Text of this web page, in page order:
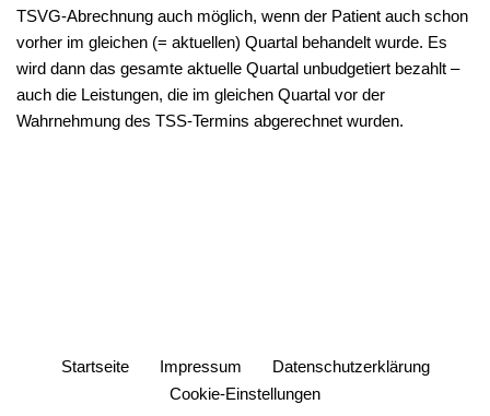
TSVG-Abrechnung auch möglich, wenn der Patient auch schon
vorher im gleichen (= aktuellen) Quartal behandelt wurde. Es
wird dann das gesamte aktuelle Quartal unbudgetiert bezahlt –
auch die Leistungen, die im gleichen Quartal vor der
Wahrnehmung des TSS-Termins abgerechnet wurden.
Startseite Impressum
Datenschutzerklärung
Cookie-Einstellungen